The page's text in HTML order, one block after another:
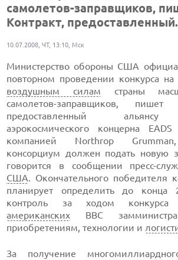
самолетов-заправщиков,
Контракт,
10.07.2008, ЧТ, 13:10, Мск
Министерство обороны США
повторном проведении конкурса на
воздушным силам страны
самолетов-заправщиков, пишет
предоставленный
аэрокосмического концерна
компанией Northrop Grumman,
консорциум должен подать новую
говорится в сообщении пресс-
США. Окончательного победителя
планирует определить до конца
контроль за ходом конкурса
американских ВВС
приобретениям, технологии и
За получение